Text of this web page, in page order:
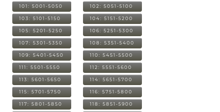
101: 5001-5050 102: 5051-5100
103: 5101-5150 104: 5151-5200
105: 5201-5250 106: 5251-5300
107: 5301-5350 108: 5351-5400
109: 5401-5450 110: 5451-5500
111: 5501-5550 112: 5551-5600
113: 5601-5650 114: 5651-5700
115: 5701-5750 116: 5751-5800
117: 5801-5850 118: 5851-5900